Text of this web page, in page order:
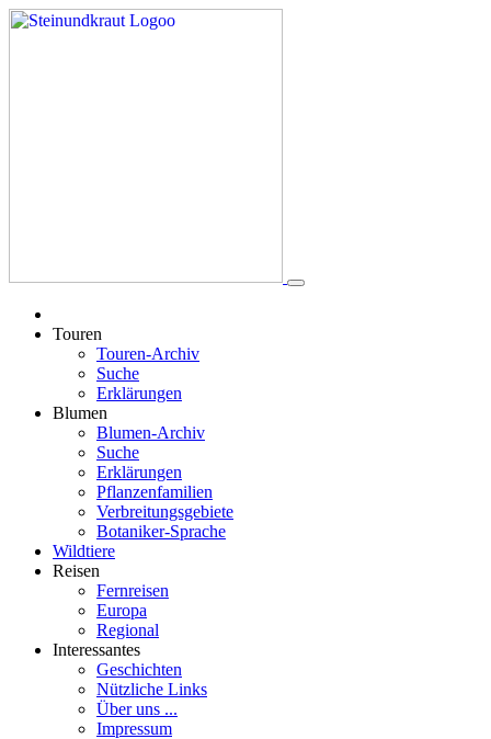
Touren
Touren-Archiv
Suche
Erklärungen
Blumen
Blumen-Archiv
Suche
Erklärungen
Pflanzenfamilien
Verbreitungsgebiete
Botaniker-Sprache
Wildtiere
Reisen
Fernreisen
Europa
Regional
Interessantes
Geschichten
Nützliche Links
Über uns ...
Impressum